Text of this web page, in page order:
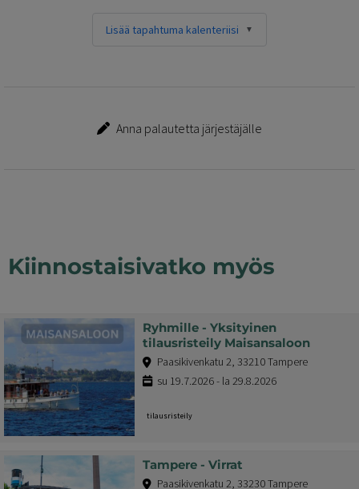
Lisää tapahtuma kalenteriisi
Anna palautetta järjestäjälle
Kiinnostaisivatko myös
Ryhmille - Yksityinen
tilausristeily Maisansaloon
Paasikivenkatu 2, 33210 Tampere
su 19.7.2026 - la 29.8.2026
tilausristeily
Tampere - Virrat
Paasikivenkatu 2, 33230 Tampere